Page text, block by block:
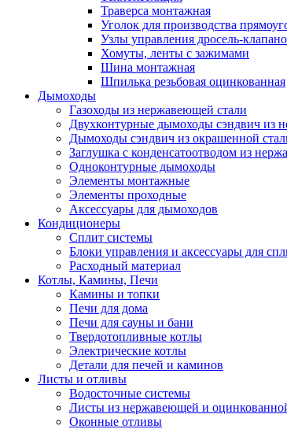
Траверса монтажная
Уголок для производства
Узлы управления дросель-
Хомуты, ленты с зажимами
Шина монтажная
Шпилька резьбовая оцинкованная
Дымоходы
Газоходы из нержавеющей стали
Двухконтурные дымоходы сэндвич из
Дымоходы сэндвич из окрашенной
Заглушка с конденсатоотводом из
Одноконтурные дымоходы
Элементы монтажные
Элементы проходные
Аксессуары для дымоходов
Кондиционеры
Сплит системы
Блоки управления и аксессуары для
Расходный материал
Котлы, Камины, Печи
Камины и топки
Печи для дома
Печи для сауны и бани
Твердотопливные котлы
Электрические котлы
Детали для печей и каминов
Листы и отливы
Водосточные системы
Листы из нержавеющей и
Оконные отливы